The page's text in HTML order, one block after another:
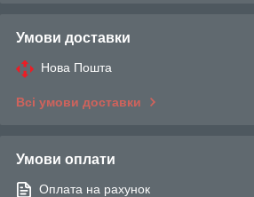
Умови доставки
Нова Пошта
Всі умови доставки
Умови оплати
Оплата на рахунок